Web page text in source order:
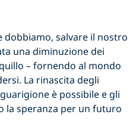
dobbiamo, salvare il nostro
una diminuzione dei
– fornendo al mondo
La rinascita degli
è possibile e gli
la speranza per un futuro